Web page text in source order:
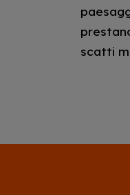
scatti